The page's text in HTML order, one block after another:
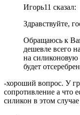
Игорь11 сказал:
Здравствуйте,
Обращаюсь к
дешевле всего
на силиконовую
будет
-хороший вопрос. У
сопротивление а что
силикон в этом